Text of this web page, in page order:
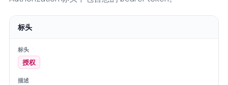
标头
授权